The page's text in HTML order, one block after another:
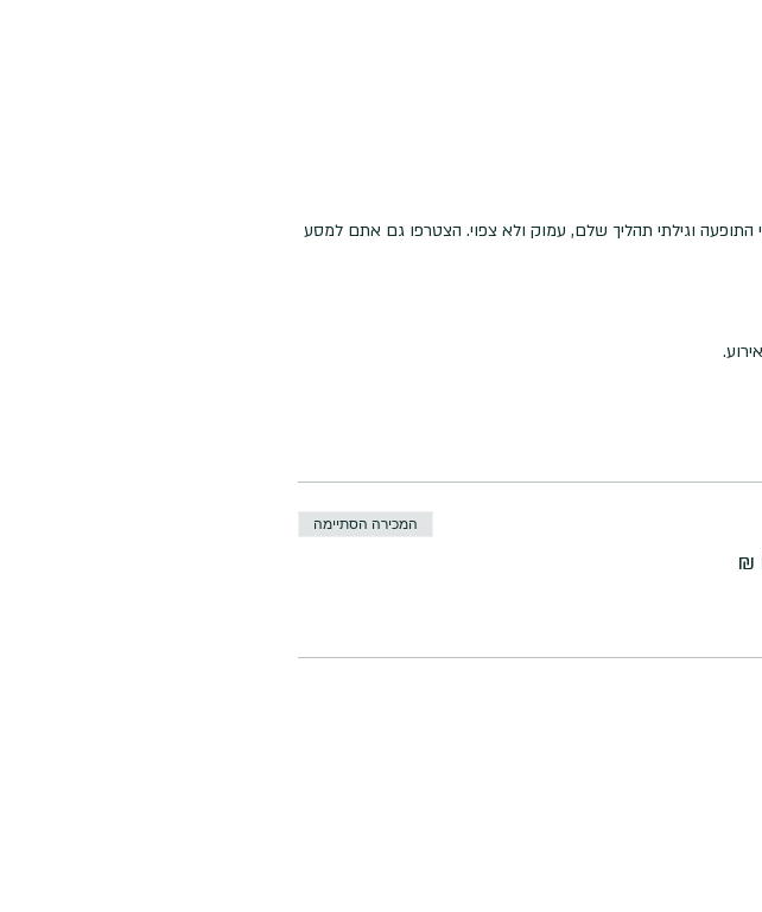
התופעה וגילתי תהליך שלם, עמוק ולא צפוי. הצטרפו גם אתם למסע
המכירה הסתיימה